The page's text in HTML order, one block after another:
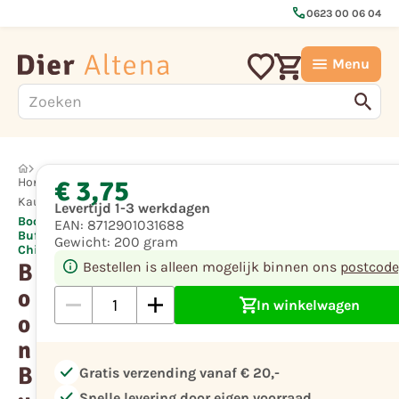
call0623 00 06 04
Menu
Hond
Kauwsnacks
Boon
Buffelhuid
Chips
B
o
o
n
B
€ 3,75
Levertijd 1-3 werkdagen
EAN: 8712901031688
Gewicht: 200 gram
Bestellen is alleen mogelijk binnen ons
In winkelwagen
check Gratis verzending vanaf € 20,-